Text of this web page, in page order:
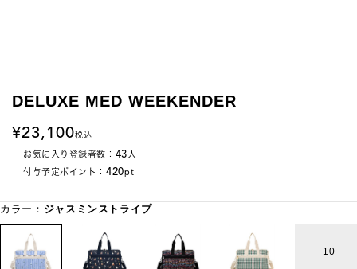
DELUXE MED WEEKENDER
23,100税込
お気に入り登録者数： 43人
付与予定ポイント： 420pt
カラー： ジャスミンストライプ
10